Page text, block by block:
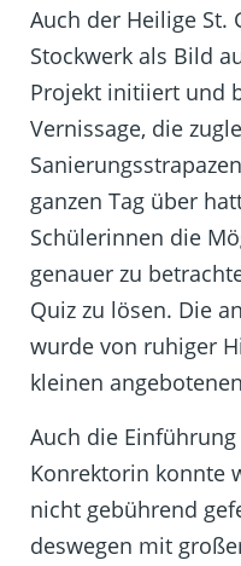
Auch der Heilige
Stockwerk als Bild
Projekt initiiert und
Vernissage, die
ganzen Tag über
Schülerinnen die
genauer zu
Quiz zu lösen. Die
wurde von ruhiger
kleinen
Auch die
Konrektorin konnte
nicht gebührend
deswegen mit